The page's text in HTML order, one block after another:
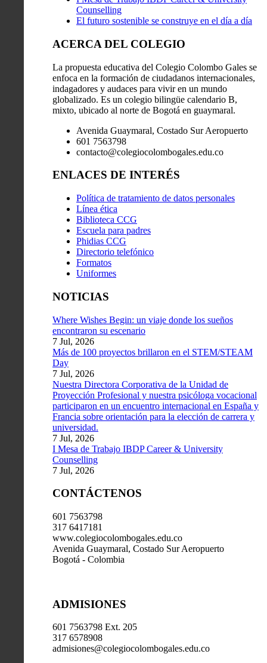
Counselling
El futuro sostenible se construye en el día a día
ACERCA DEL COLEGIO
La propuesta educativa del Colegio Colombo Gales se
enfoca en la formación de ciudadanos internacionales,
indagadores y audaces para vivir en un mundo
globalizado. Es un colegio bilingüe calendario B,
mixto, ubicado al norte de Bogotá en guaymaral.
Avenida Guaymaral, Costado Sur Aeropuerto
601 7563798
contacto@colegiocolombogales.edu.co
ENLACES DE INTERÉS
Política de tratamiento de datos personales
Línea ética
Biblioteca CCG
Escuela para padres
Phidias CCG
Directorio telefónico
Formatos
Uniformes
NOTICIAS
Where Wishes Begin: un viaje donde los sueños
encontraron su escenario
7 Jul, 2026
Más de 100 proyectos brillaron en el STEM/STEAM
Day
7 Jul, 2026
Nuestra Directora Corporativa de la Unidad de
Proyección Profesional y nuestra psicóloga vocacional
participaron en un encuentro internacional en España y
Francia sobre orientación para la elección de carrera y
universidad.
7 Jul, 2026
I Mesa de Trabajo IBDP Career & University
Counselling
7 Jul, 2026
CONTÁCTENOS
601 7563798
317 6417181
www.colegiocolombogales.edu.co
Avenida Guaymaral, Costado Sur Aeropuerto
Bogotá - Colombia
ADMISIONES
601 7563798 Ext. 205
317 6578908
admisiones@colegiocolombogales.edu.co